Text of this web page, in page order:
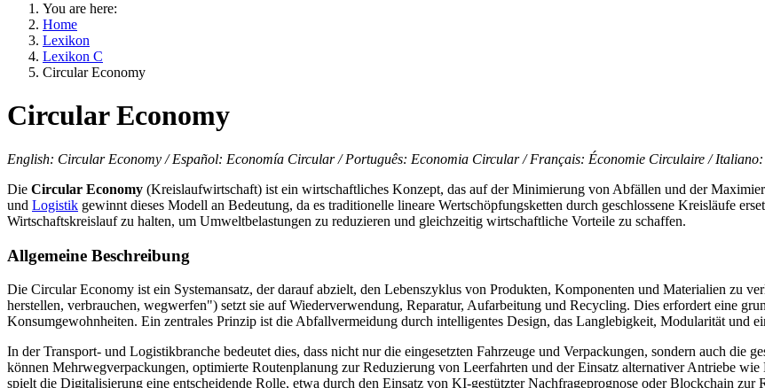
You are here:
Home
Lexikon
Lexikon C
Circular Economy
Circular Economy
English: Circular Economy / Español: Economía Circular / Português: Economia Circular / Français: Économie Circulaire /
Die Circular Economy (Kreislaufwirtschaft) ist ein wirtschaftliches Konzept, das auf der Minimierung von Abfällen und der
und Logistik gewinnt dieses Modell an Bedeutung, da es traditionelle lineare Wertschöpfungsketten durch geschlossene Kreisläufe
Wirtschaftskreislauf zu halten, um Umweltbelastungen zu reduzieren und gleichzeitig wirtschaftliche Vorteile zu schaffen.
Allgemeine Beschreibung
Die Circular Economy ist ein Systemansatz, der darauf abzielt, den Lebenszyklus von Produkten, Komponenten und Materialien zu
herstellen, verbrauchen, wegwerfen") setzt sie auf Wiederverwendung, Reparatur, Aufarbeitung und Recycling. Dies erfordert eine
Konsumgewohnheiten. Ein zentrales Prinzip ist die Abfallvermeidung durch intelligentes Design, das Langlebigkeit, Modularität und
In der Transport- und Logistikbranche bedeutet dies, dass nicht nur die eingesetzten Fahrzeuge und Verpackungen, sondern auch die
können Mehrwegverpackungen, optimierte Routenplanung zur Reduzierung von Leerfahrten und der Einsatz alternativer Antriebe
spielt die Digitalisierung eine entscheidende Rolle, etwa durch den Einsatz von KI-gestützter Nachfrageprognose oder Blockchain